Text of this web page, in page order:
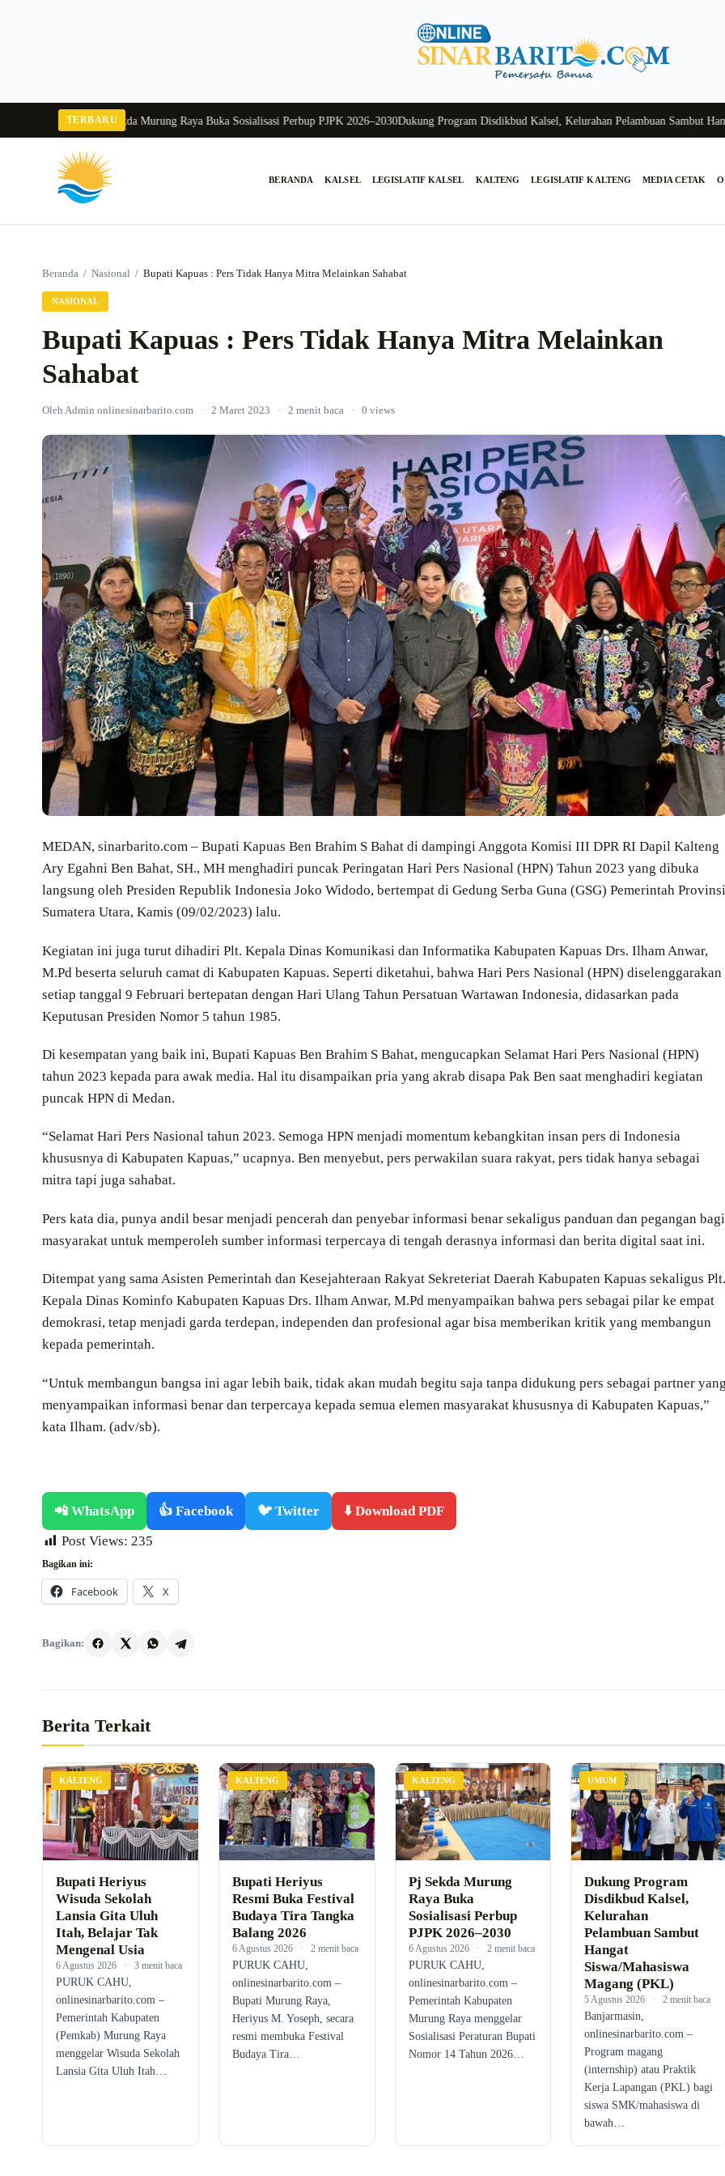
TERBARU
Balang 2026Pj Sekda Murung Raya Buka Sosialisasi Perbup PJPK 2026–2030Dukung Program Disdikbud Kalsel, Kelurahan Pelambuan Sambut Hangat
BERANDA KALSEL LEGISLATIF KALSEL KALTENG LEGISLATIF KALTENG MEDIA CETAK
Beranda / Nasional / Bupati Kapuas : Pers Tidak Hanya Mitra Melainkan Sahabat
NASIONAL
Bupati Kapuas : Pers Tidak Hanya Mitra Melainkan
Sahabat
Oleh Admin onlinesinarbarito.com · 2 Maret 2023 · 2 menit baca · 0 views
MEDAN, sinarbarito.com – Bupati Kapuas Ben Brahim S Bahat di dampingi Anggota Komisi III DPR RI Dapil Kalteng
Ary Egahni Ben Bahat, SH., MH menghadiri puncak Peringatan Hari Pers Nasional (HPN) Tahun 2023 yang dibuka
langsung oleh Presiden Republik Indonesia Joko Widodo, bertempat di Gedung Serba Guna (GSG) Pemerintah Provinsi
Sumatera Utara, Kamis (09/02/2023) lalu.
Kegiatan ini juga turut dihadiri Plt. Kepala Dinas Komunikasi dan Informatika Kabupaten Kapuas Drs. Ilham Anwar,
M.Pd beserta seluruh camat di Kabupaten Kapuas. Seperti diketahui, bahwa Hari Pers Nasional (HPN) diselenggarakan
setiap tanggal 9 Februari bertepatan dengan Hari Ulang Tahun Persatuan Wartawan Indonesia, didasarkan pada
Keputusan Presiden Nomor 5 tahun 1985.
Di kesempatan yang baik ini, Bupati Kapuas Ben Brahim S Bahat, mengucapkan Selamat Hari Pers Nasional (HPN)
tahun 2023 kepada para awak media. Hal itu disampaikan pria yang akrab disapa Pak Ben saat menghadiri kegiatan
puncak HPN di Medan.
“Selamat Hari Pers Nasional tahun 2023. Semoga HPN menjadi momentum kebangkitan insan pers di Indonesia
khususnya di Kabupaten Kapuas,” ucapnya. Ben menyebut, pers perwakilan suara rakyat, pers tidak hanya sebagai
mitra tapi juga sahabat.
Pers kata dia, punya andil besar menjadi pencerah dan penyebar informasi benar sekaligus panduan dan pegangan bagi
masyarakat untuk memperoleh sumber informasi terpercaya di tengah derasnya informasi dan berita digital saat ini.
Ditempat yang sama Asisten Pemerintah dan Kesejahteraan Rakyat Sekreteriat Daerah Kabupaten Kapuas sekaligus Plt.
Kepala Dinas Kominfo Kabupaten Kapuas Drs. Ilham Anwar, M.Pd menyampaikan bahwa pers sebagai pilar ke empat
demokrasi, tetap menjadi garda terdepan, independen dan profesional agar bisa memberikan kritik yang membangun
kepada pemerintah.
“Untuk membangun bangsa ini agar lebih baik, tidak akan mudah begitu saja tanpa didukung pers sebagai partner
menyampaikan informasi benar dan terpercaya kepada semua elemen masyarakat khususnya di Kabupaten Kapuas,”
kata Ilham. (adv/sb).
📲 WhatsApp 👍 Facebook 🐦 Twitter
⬇️ Download PDF
Post Views: 235
Bagikan ini:
Facebook X
Bagikan:
Berita Terkait
KALTENG
Bupati Heriyus
Wisuda Sekolah
Lansia Gita Uluh
Itah, Belajar Tak
Mengenal Usia
6 Agustus 2026 · 3 menit baca
PURUK CAHU,
onlinesinarbarito.com –
Pemerintah Kabupaten
(Pemkab) Murung Raya
menggelar Wisuda Sekolah
Lansia Gita Uluh Itah…
KALTENG
Bupati Heriyus
Resmi Buka Festival
Budaya Tira Tangka
Balang 2026
6 Agustus 2026 · 2 menit baca
PURUK CAHU,
onlinesinarbarito.com –
Bupati Murung Raya,
Heriyus M. Yoseph, secara
resmi membuka Festival
Budaya Tira…
KALTENG
Pj Sekda Murung
Raya Buka
Sosialisasi Perbup
PJPK 2026–2030
6 Agustus 2026 · 2 menit baca
PURUK CAHU,
onlinesinarbarito.com –
Pemerintah Kabupaten
Murung Raya menggelar
Sosialisasi Peraturan Bupati
Nomor 14 Tahun 2026…
UMUM
Dukung Program
Disdikbud Kalsel,
Kelurahan
Pelambuan Sambut
Hangat
Siswa/Mahasiswa
Magang (PKL)
5 Agustus 2026 · 2 menit baca
Banjarmasin,
onlinesinarbarito.com –
Program magang
(internship) atau Praktik
Kerja Lapangan (PKL) bagi
siswa SMK/mahasiswa di
bawah…